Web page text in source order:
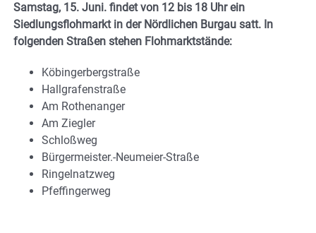
Samstag, 15. Juni. findet von 12 bis 18 Uhr ein
Siedlungsflohmarkt in der Nördlichen Burgau satt. In
folgenden Straßen stehen Flohmarktstände:
Köbingerbergstraße
Hallgrafenstraße
Am Rothenanger
Am Ziegler
Schloßweg
Bürgermeister.-Neumeier-Straße
Ringelnatzweg
Pfeffingerweg